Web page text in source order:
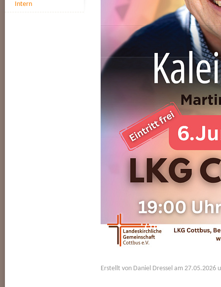
Intern
Erstellt von Daniel Dressel am 27.05.2026